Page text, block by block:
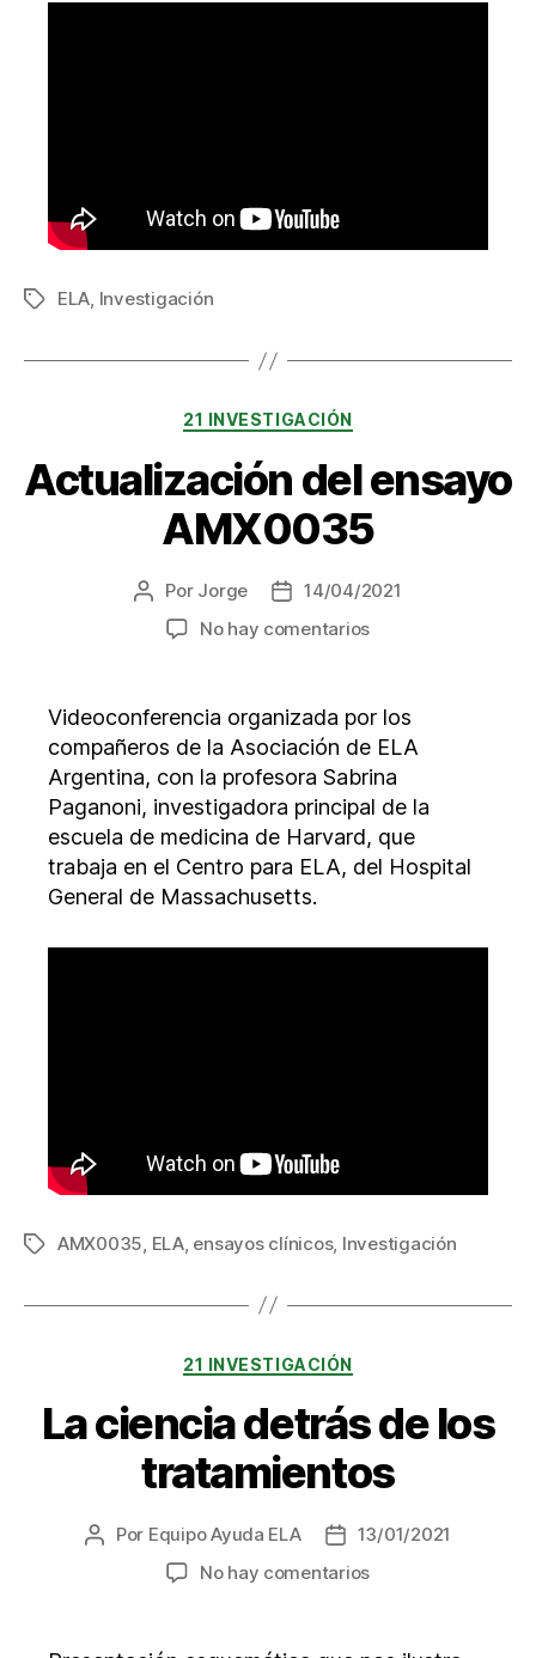
Etiquetas
ELA, Investigación
Categorías
21 INVESTIGACIÓN
Actualización del ensayo
AMX0035
Autor
Por Jorge
Fecha14/04/2021
No hay comentariosen
ensayo
AMX0035
Videoconferencia organizada por los
compañeros de la Asociación de ELA
Argentina, con la profesora Sabrina
Paganoni, investigadora principal de la
escuela de medicina de Harvard, que
trabaja en el Centro para ELA, del Hospital
General de Massachusetts.
Etiquetas
AMX0035 ELA, ensayos clínicos, Investigación
Categorías
21 INVESTIGACIÓN
La ciencia detrás de los
tratamientos
Autor
Por Equipo Ayuda ELA
Fecha
de
13/01/2021
No hay comentariosen
detrás